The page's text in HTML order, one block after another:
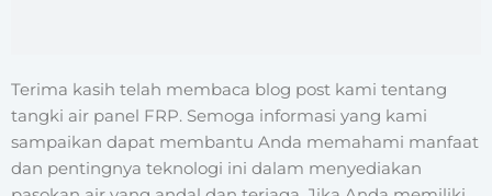
Terima kasih telah membaca blog post kami tentang
tangki air panel FRP. Semoga informasi yang kami
sampaikan dapat membantu Anda memahami manfaat
dan pentingnya teknologi ini dalam menyediakan